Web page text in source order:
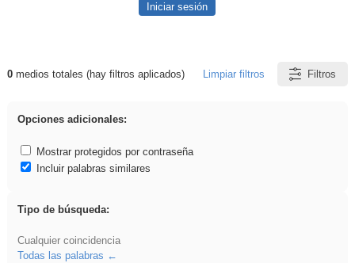
Iniciar sesión
Resultados de: Benagulu
0medios totales (hay filtros aplicados) Limpiar filtros Filtros
Opciones adicionales:
Mostrar protegidos por contraseña
Incluir palabras similares
Tipo de búsqueda:
Cualquier coincidencia
Todas las palabras